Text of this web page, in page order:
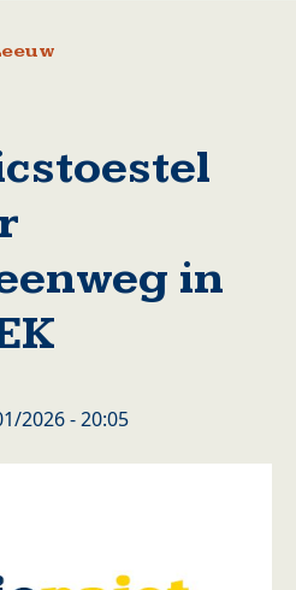
in
2026 - 20:05